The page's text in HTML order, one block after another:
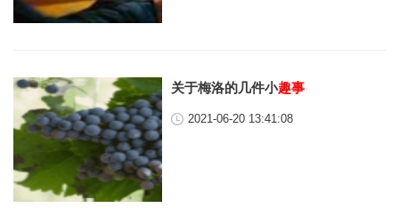
关于梅洛的几件小趣事
2021-06-20 13:41:08